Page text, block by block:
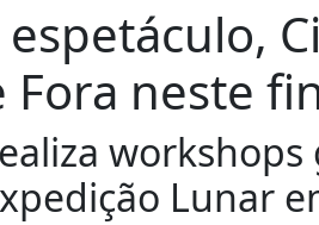
Fora neste
Lunar